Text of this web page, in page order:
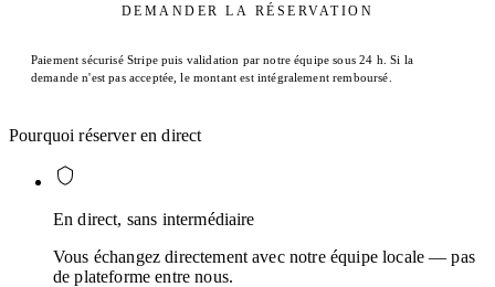
DEMANDER LA RÉSERVATION
Paiement sécurisé Stripe puis validation par notre équipe sous 24 h. Si la
demande n'est pas acceptée, le montant est intégralement remboursé.
Pourquoi réserver en direct
En direct, sans intermédiaire
Vous échangez directement avec notre équipe locale — pas
de plateforme entre nous.